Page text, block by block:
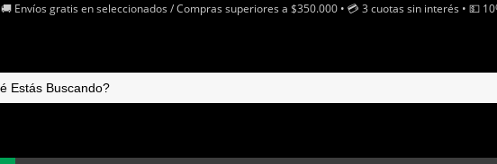
🚚 Envíos gratis en seleccionados / Compras superiores a $350.000 • 💳 3 cuotas sin interés • 💵